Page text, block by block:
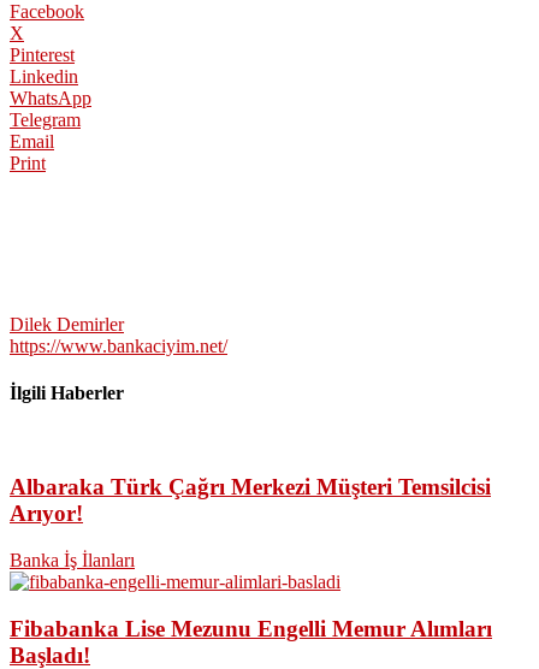
Facebook
X
Pinterest
Linkedin
WhatsApp
Telegram
Email
Print
Dilek Demirler
https://www.bankaciyim.net/
İlgili Haberler
Albaraka Türk Çağrı Merkezi Müşteri Temsilcisi
Arıyor!
Banka İş İlanları
Fibabanka Lise Mezunu Engelli Memur Alımları
Başladı!